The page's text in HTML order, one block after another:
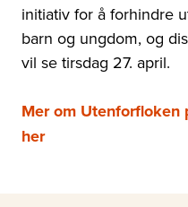
initiativ for å forhindre
barn og ungdom, og
vil se tirsdag 27. april.
Mer om
her